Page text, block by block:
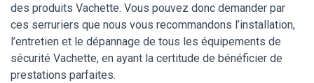
des produits Vachette. Vous pouvez donc demander par
ces serruriers que nous vous recommandons l’installation,
l’entretien et le dépannage de tous les équipements de
sécurité Vachette, en ayant la certitude de bénéficier de
prestations parfaites.